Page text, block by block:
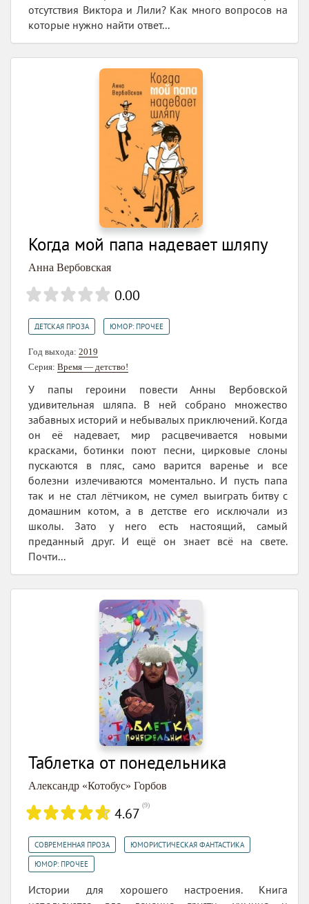
отсутствия Виктора и Лили? Как много вопросов на
которые нужно найти ответ...
Когда мой папа надевает шляпу
Анна Вербовская
0.00
ДЕТСКАЯ ПРОЗА ЮМОР: ПРОЧЕЕ
Год выхода: 2019
Серия: Время — детство!
У папы героини повести Анны Вербовской
удивительная шляпа. В ней собрано множество
забавных историй и небывалых приключений. Когда
он её надевает, мир расцвечивается новыми
красками, ботинки поют песни, цирковые слоны
пускаются в пляс, само варится варенье и все
болезни излечиваются моментально. И пусть папа
так и не стал лётчиком, не сумел выиграть битву с
домашним котом, а в детстве его исключали из
школы. Зато у него есть настоящий, самый
преданный друг. И ещё он знает всё на свете.
Почти...
Таблетка от понедельника
Александр «Котобус» Горбов
4.67 (9)
СОВРЕМЕННАЯ ПРОЗА ЮМОРИСТИЧЕСКАЯ ФАНТАСТИКА
ЮМОР: ПРОЧЕЕ
Истории для хорошего настроения. Книга